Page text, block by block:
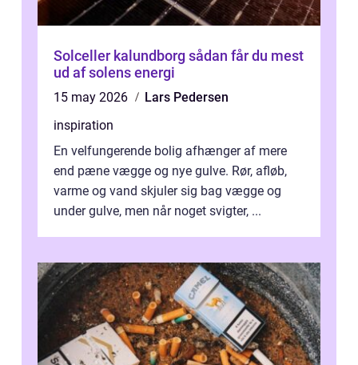
Solceller kalundborg sådan får du mest
ud af solens energi
15 may 2026
Lars Pedersen
inspiration
En velfungerende bolig afhænger af mere
end pæne vægge og nye gulve. Rør, afløb,
varme og vand skjuler sig bag vægge og
under gulve, men når noget svigter, ...